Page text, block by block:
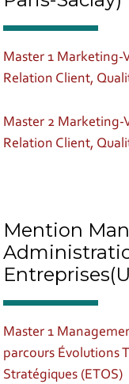
Master 1 Marketing-
Relation Client,
Master 2 Marketing-
Relation Client,
Mention
Master 1
parcours Évolutions
Stratégiques (ETOS)